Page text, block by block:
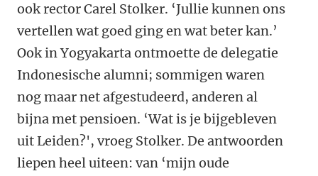
ook rector Carel Stolker. ‘Jullie kunnen ons
vertellen wat goed ging en wat beter kan.’
Ook in Yogyakarta ontmoette de delegatie
Indonesische alumni; sommigen waren
nog maar net afgestudeerd, anderen al
bijna met pensioen. ‘Wat is je bijgebleven
uit Leiden?', vroeg Stolker. De antwoorden
liepen heel uiteen: van ‘mijn oude